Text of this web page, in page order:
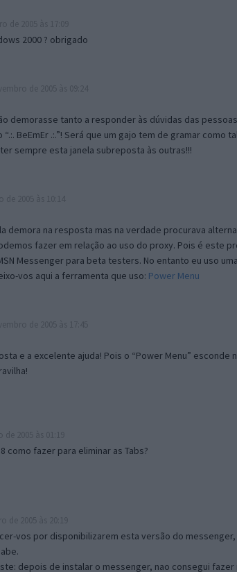
2000 ? obrigado
demorasse tanto a responder às dúvidas das
BeEmEr .:.”! Será que um gajo tem de gramar como
sempre esta janela subreposta às outras!!!
demora na resposta mas na verdade procurava
fazer em relação ao uso do proxy. Pois é este
Messenger para beta testers. No entanto eu uso
vos aqui a ferramenta que uso: Power Menu
e a excelente ajuda! Pois o “Power Menu” esconde
como fazer para eliminar as Tabs?
vos por disponibilizarem esta versão do
depois de instalar o messenger, nao consegui fazer